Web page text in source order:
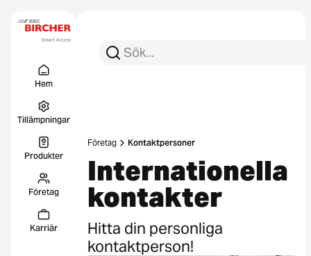
Hem
Tillämpningar
Produkter
Företag
Karriär
Sök efter:
Sök
Företag Kontaktpersoner
Internationella
kontakter
Hitta din personliga
kontaktperson!